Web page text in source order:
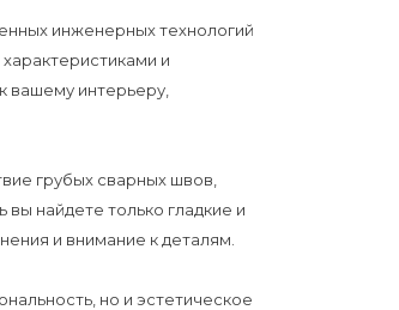
инженерных технологий
и
вашему интерьеру,
грубых сварных швов,
найдете только гладкие и
и внимание к деталям.
но и эстетическое